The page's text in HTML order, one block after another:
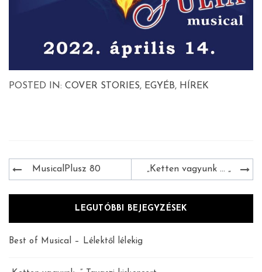
POSTED IN: COVER STORIES, EGYÉB, HÍREK
Bejegyzés
navigáció
MusicalPlusz 80 „Ketten vagyunk … „
LEGUTÓBBI BEJEGYZÉSEK
Best of Musical – Lélektől lélekig